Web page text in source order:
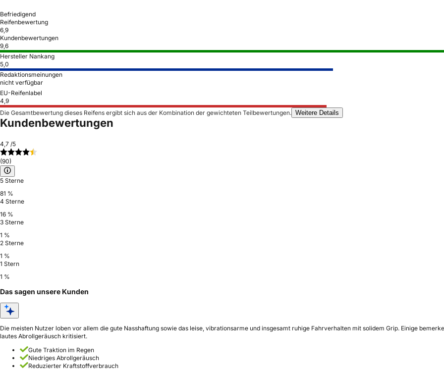
Befriedigend
Reifenbewertung
6,9
Kundenbewertungen
9,6
Hersteller Nankang
5,0
Redaktionsmeinungen
nicht verfügbar
EU-Reifenlabel
4,9
Die Gesamtbewertung dieses Reifens ergibt sich aus der Kombination der gewichteten Teilbewertungen. Weitere Details
Kundenbewertungen
4,7 /5
(90)
5 Sterne
81 %
4 Sterne
16 %
3 Sterne
1 %
2 Sterne
1 %
1 Stern
1 %
Das sagen unsere Kunden
Die meisten Nutzer loben vor allem die gute Nasshaftung sowie das leise, vibrationsarme und insgesamt ruhige Fahrverhalten mit solidem Grip. Einige
lautes Abrollgeräusch kritisiert.
Gute Traktion im Regen
Niedriges Abrollgeräusch
Reduzierter Kraftstoffverbrauch